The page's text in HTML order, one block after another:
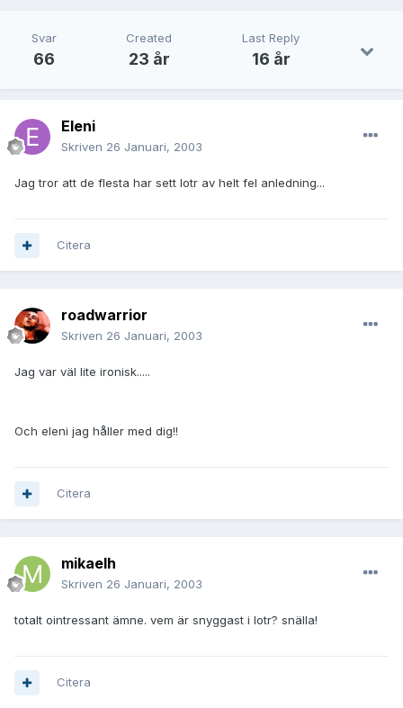
Svar
66
Created
23 år
Last Reply
16 år
Eleni
Skriven 26 Januari, 2003
Jag tror att de flesta har sett lotr av helt fel anledning...
Citera
roadwarrior
Skriven 26 Januari, 2003
Jag var väl lite ironisk.....
Och eleni jag håller med dig!!
Citera
mikaelh
Skriven 26 Januari, 2003
totalt ointressant ämne. vem är snyggast i lotr? snälla!
Citera